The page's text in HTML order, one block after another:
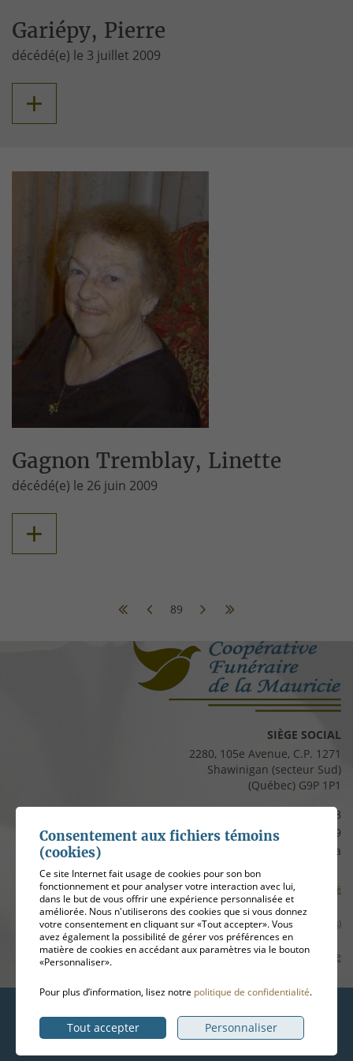
Gariépy, Pierre
décédé(e) le 3 juillet 2009
+
Gagnon Tremblay, Linette
décédé(e) le 26 juin 2009
+
89
SIÈGE SOCIAL
2280, 105e Avenue, C.P. 1271
Shawinigan (secteur Sud)
(Québec) G9P 1P1
819 537-8828
Télécopieur :819 537-8829
clients@cfmauricie.ca
Conditions d’utilisation et politique de confidentialité
Gérer mes témoins (cookies)
Plan de site
Hébergement
ADN communication
Consentement aux fichiers témoins
(cookies)
Ce site Internet fait usage de cookies pour son bon
fonctionnement et pour analyser votre interaction avec lui,
dans le but de vous offrir une expérience personnalisée et
améliorée. Nous n'utiliserons des cookies que si vous donnez
votre consentement en cliquant sur «Tout accepter». Vous
avez également la possibilité de gérer vos préférences en
matière de cookies en accédant aux paramètres via le bouton
«Personnaliser».
Pour plus d’information, lisez notre politique de confidentialité.
Tout accepter Personnaliser